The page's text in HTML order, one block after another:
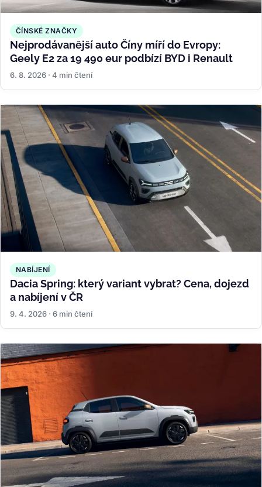
ČÍNSKÉ ZNAČKY
Nejprodávanější auto Číny míří do Evropy:
Geely E2 za 19 490 eur podbízí BYD i Renault
6. 8. 2026 · 4 min čtení
NABÍJENÍ
Dacia Spring: který variant vybrat? Cena, dojezd
a nabíjení v ČR
9. 4. 2026 · 6 min čtení